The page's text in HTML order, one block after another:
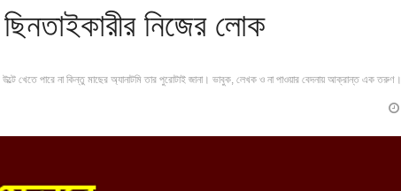
নিজের লোক
উল্টে খেতে পারে না কিন্তু মাছের অ্যানাটমি তার ‍পুরোটাই জানা। ভাবুক, লেখক ও না পাওয়ার বেদনায় আক্রান্ত এক তরুণ।